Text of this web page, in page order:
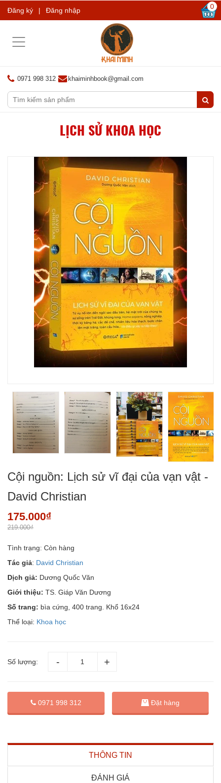
Đăng ký | Đăng nhập 0
Toggle
0971 998 312 khaiminhbook@gmail.com
LỊCH SỬ KHOA HỌC
Cội nguồn: Lịch sử vĩ đại của vạn vật -
David Christian
175.000₫
219.000₫
Tình trạng: Còn hàng
Tác giả: David Christian
Dịch giả: Dương Quốc Văn
Giới thiệu: TS. Giáp Văn Dương
Số trang: bìa cứng, 400 trang. Khổ 16x24
Thể loại: Khoa học
Số lượng:
0971 998 312 Đặt hàng
THÔNG TIN
ĐÁNH GIÁ